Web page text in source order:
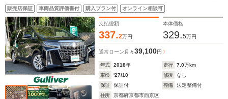
販売店保証 車両品質評価書付 購入プラン付 オンライン相談可
支払総額
337.2万円
本体価格
329.5万円
通常ローン 月々39,100円
年式 2018年 走行 7.0万km
車検
'27/10 修復
なし
保証
保証付 整備
法定整備付
住所
京都府京都市西京区